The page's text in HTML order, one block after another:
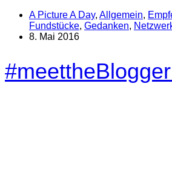
A Picture A Day, Allgemein,
Fundstücke, Gedanken,
8. Mai 2016